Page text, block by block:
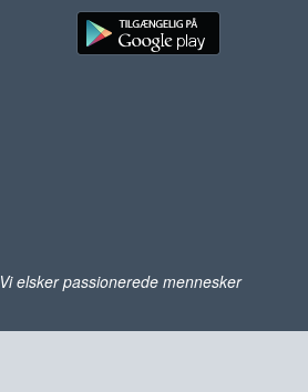
Vi elsker passionerede mennesker